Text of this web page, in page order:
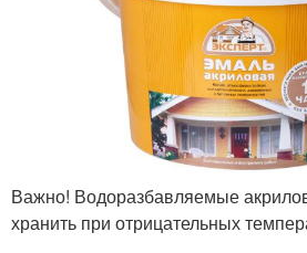
Важно! Водоразбавляемые
хранить при отрицательных